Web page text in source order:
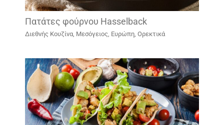
Πατάτες φούρνου Hasselback
Διεθνής Κουζίνα, Μεσόγειος, Ευρώπη, Ορεκτικά